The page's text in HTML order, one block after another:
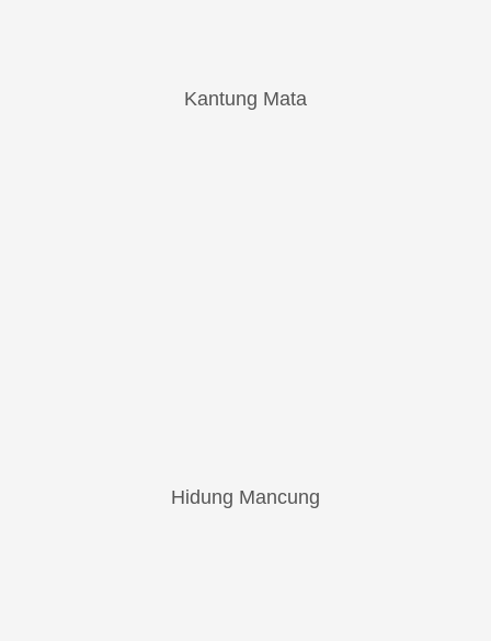
Kantung Mata
Hidung Mancung